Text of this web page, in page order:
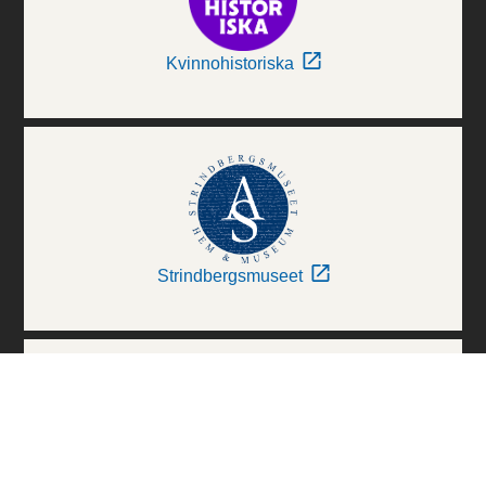
Kvinnohistoriska
Strindbergsmuseet